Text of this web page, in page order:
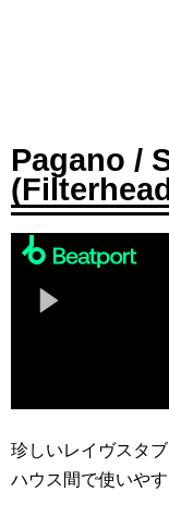
Pagano /
珍しいレイヴスタ
ハウス間で使いやす